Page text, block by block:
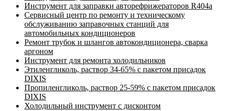
Инструмент для заправки авторефрижераторов R404a
Сервисный центр по ремонту и техническому
обслуживанию заправочных станций для
автомобильных кондиционеров
Ремонт трубок и шлангов автокондиционера, сварка
аргоном
Инструмент для ремонта холодильников
Этиленгликоль, раствор 34-65% с пакетом присадок
DIXIS
Пропиленгликоль, раствор 25-59% с пакетом присадок
DIXIS
Холодильный инструмент с дисконтом